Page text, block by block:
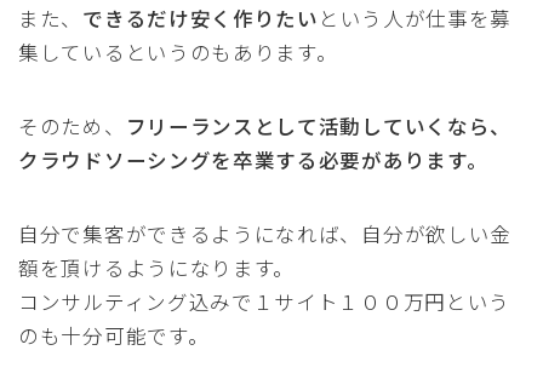
また、 できるだけ安く作りたい という人が仕事を募
集しているというのもあります。
そのため、
フリーランスとして活動していくなら、
クラウドソーシングを卒業する必要があります。
自分で集客ができるようになれば、自分が欲しい金
額を頂けるようになります。
コンサルティング込みで１サイト１００万円という
のも十分可能です。